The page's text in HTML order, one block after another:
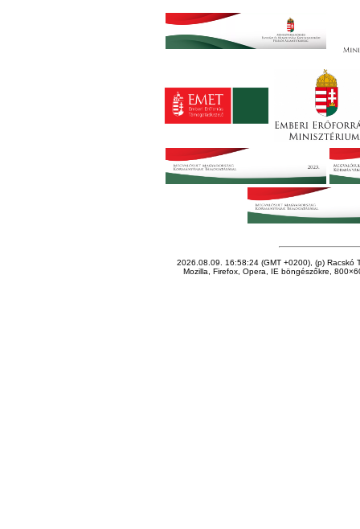
2026.08.09. 16:58:24 (GMT +0200), (p) Racskó
Mozilla, Firefox, Opera, IE böngészőkre,